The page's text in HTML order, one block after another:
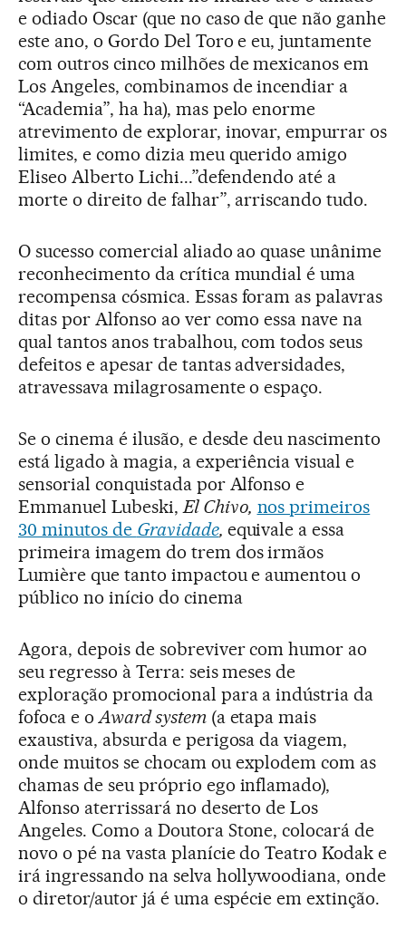
e odiado Oscar (que no caso de que não ganhe
este ano, o Gordo Del Toro e eu, juntamente
com outros cinco milhões de mexicanos em
Los Angeles, combinamos de incendiar a
“Academia”, ha ha), mas pelo enorme
atrevimento de explorar, inovar, empurrar os
limites, e como dizia meu querido amigo
Eliseo Alberto Lichi...”defendendo até a
morte o direito de falhar”, arriscando tudo.
O sucesso comercial aliado ao quase unânime
reconhecimento da crítica mundial é uma
recompensa cósmica. Essas foram as palavras
ditas por Alfonso ao ver como essa nave na
qual tantos anos trabalhou, com todos seus
defeitos e apesar de tantas adversidades,
atravessava milagrosamente o espaço.
Se o cinema é ilusão, e desde deu nascimento
está ligado à magia, a experiência visual e
sensorial conquistada por Alfonso e
Emmanuel Lubeski,El Chivo, nos primeiros
30 minutos de Gravidade, equivale a essa
primeira imagem do trem dos irmãos
Lumière que tanto impactou e aumentou o
público no início do cinema
Agora, depois de sobreviver com humor ao
seu regresso à Terra: seis meses de
exploração promocional para a indústria da
fofoca e oAward system(a etapa mais
exaustiva, absurda e perigosa da viagem,
onde muitos se chocam ou explodem com as
chamas de seu próprio ego inflamado),
Alfonso aterrissará no deserto de Los
Angeles. Como a Doutora Stone, colocará de
novo o pé na vasta planície do Teatro Kodak e
irá ingressando na selva hollywoodiana, onde
o diretor/autor já é uma espécie em extinção.